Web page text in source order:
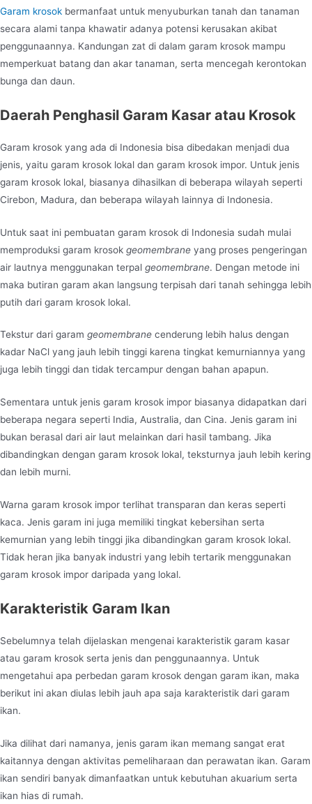
Garam krosok bermanfaat untuk menyuburkan tanah dan tanaman
secara alami tanpa khawatir adanya potensi kerusakan akibat
penggunaannya. Kandungan zat di dalam garam krosok mampu
memperkuat batang dan akar tanaman, serta mencegah kerontokan
bunga dan daun.
Daerah Penghasil Garam Kasar atau Krosok
Garam krosok yang ada di Indonesia bisa dibedakan menjadi dua
jenis, yaitu garam krosok lokal dan garam krosok impor. Untuk jenis
garam krosok lokal, biasanya dihasilkan di beberapa wilayah seperti
Cirebon, Madura, dan beberapa wilayah lainnya di Indonesia.
Untuk saat ini pembuatan garam krosok di Indonesia sudah mulai
memproduksi garam krosok geomembrane yang proses pengeringan
air lautnya menggunakan terpal geomembrane. Dengan metode ini
maka butiran garam akan langsung terpisah dari tanah sehingga lebih
putih dari garam krosok lokal.
Tekstur dari garam geomembrane cenderung lebih halus dengan
kadar NaCl yang jauh lebih tinggi karena tingkat kemurniannya yang
juga lebih tinggi dan tidak tercampur dengan bahan apapun.
Sementara untuk jenis garam krosok impor biasanya didapatkan dari
beberapa negara seperti India, Australia, dan Cina. Jenis garam ini
bukan berasal dari air laut melainkan dari hasil tambang. Jika
dibandingkan dengan garam krosok lokal, teksturnya jauh lebih kering
dan lebih murni.
Warna garam krosok impor terlihat transparan dan keras seperti
kaca. Jenis garam ini juga memiliki tingkat kebersihan serta
kemurnian yang lebih tinggi jika dibandingkan garam krosok lokal.
Tidak heran jika banyak industri yang lebih tertarik menggunakan
garam krosok impor daripada yang lokal.
Karakteristik Garam Ikan
Sebelumnya telah dijelaskan mengenai karakteristik garam kasar
atau garam krosok serta jenis dan penggunaannya. Untuk
mengetahui apa perbedan garam krosok dengan garam ikan, maka
berikut ini akan diulas lebih jauh apa saja karakteristik dari garam
ikan.
Jika dilihat dari namanya, jenis garam ikan memang sangat erat
kaitannya dengan aktivitas pemeliharaan dan perawatan ikan. Garam
ikan sendiri banyak dimanfaatkan untuk kebutuhan akuarium serta
ikan hias di rumah.